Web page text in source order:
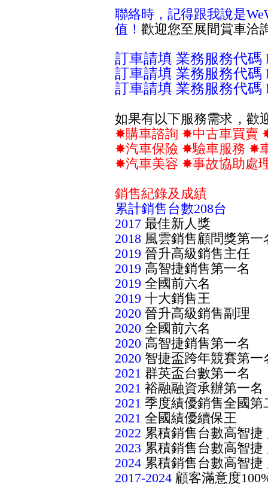
聯絡時，記得跟我說是
值！歡迎您至展間賞車洽
訂車請填 業務服務代碼
訂車請填 業務服務代碼
訂車請填 業務服務代碼
如果有以下服務需求，歡
✸購車諮詢 ✸中古車買賣
✸汽車保險 ✸驗車服務 ✸
✸汽車美容 ✸事故協助處
銷售紀錄及成績
累計銷售台數208台
2017 最佳新人獎
2018 風雲銷售顧問獎第一
2019 晉升高級銷售主任
2019 高智捷銷售第一名
2019 全國前六名
2019十大銷售王
2020晉升高級銷售副理
2020 全國前六名
2020 高智捷銷售第一名
2020 智捷盃跨年競賽第一
2021 群英盃台數第一名
2021 裕融融資承辦第一名
2021 季度績優銷售全國第
2021全國績優續保王
2022 累積銷售台數高智
2023 累積銷售台數高智
2024 累積銷售台數高智
2017-2024 顧客滿意度